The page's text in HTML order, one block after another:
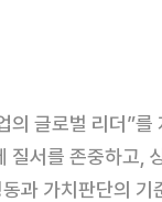
글로벌 리더”
서를 존중하고,
과 가치판단의